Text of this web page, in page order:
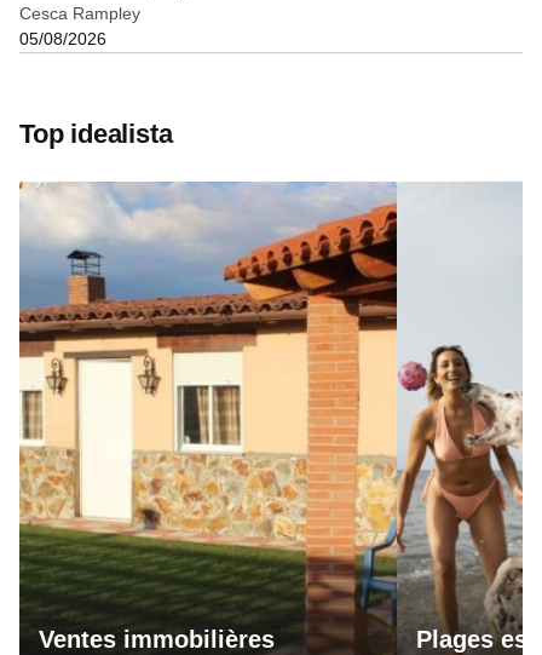
Cesca Rampley
05/08/2026
Top idealista
Ventes immobilières
Plages